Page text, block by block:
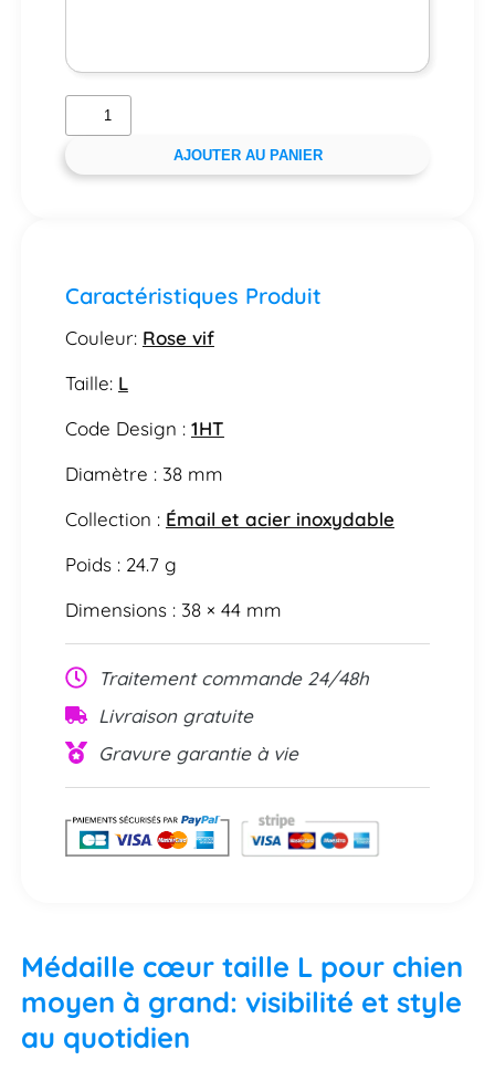
AJOUTER AU PANIER
Caractéristiques Produit
Couleur: Rose vif
Taille: L
Code Design : 1HT
Diamètre : 38 mm
Collection : Émail et acier inoxydable
Poids : 24.7 g
Dimensions : 38 × 44 mm
Traitement commande 24/48h
Livraison gratuite
Gravure garantie à vie
Médaille cœur taille L pour chien
moyen à grand: visibilité et style
au quotidien